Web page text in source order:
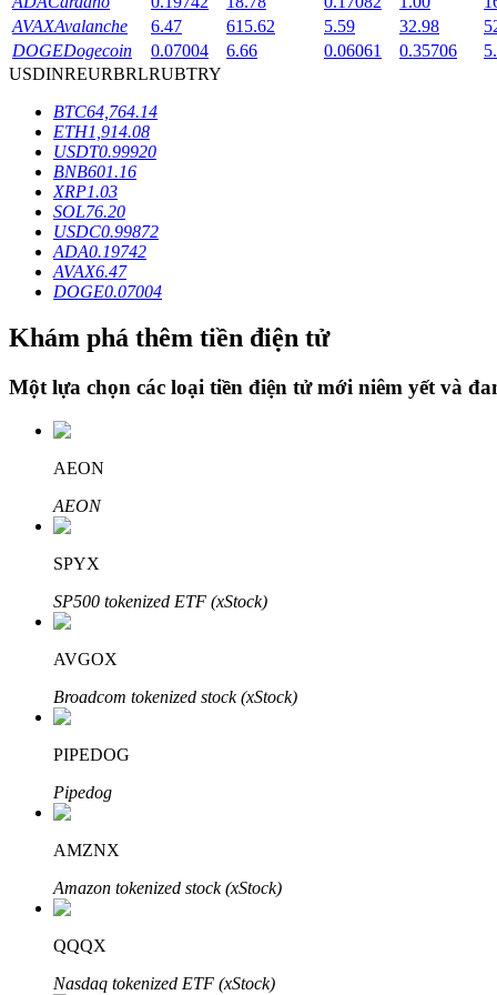
Staking
Lợi nhuận cao và truy cập ngay lập tức
Launchpool
Đặt cọc linh hoạt để kiếm được các token phổ biến.
Khóa BTR
Đầu tư độc quyền cho người nắm giữ BTR
AVAXAvalanche 6.47 615.62 5.59 32.98
DOGEDogecoin 0.07004 6.66 0.06061 0.35706
USDINREURBRLRUBTRY
BTC64,764.14
ETH1,914.08
USDT0.99920
BNB601.16
XRP1.03
SOL76.20
USDC0.99872
ADA0.19742
AVAX6.47
DOGE0.07004
Khám phá thêm tiền điện tử
Một lựa chọn các loại tiền điện tử mới niêm yết và
AEON
AEON
SPYX
SP500 tokenized ETF (xStock)
AVGOX
Broadcom tokenized stock (xStock)
PIPEDOG
Pipedog
AMZNX
Amazon tokenized stock (xStock)
QQQX
Nasdaq tokenized ETF (xStock)